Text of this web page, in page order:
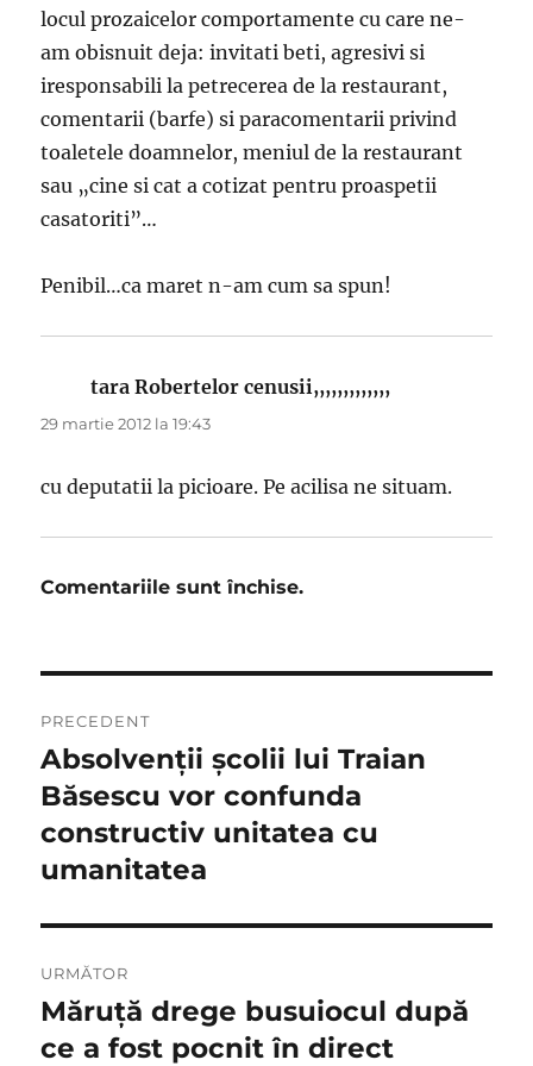
locul prozaicelor comportamente cu care ne-
am obisnuit deja: invitati beti, agresivi si
iresponsabili la petrecerea de la restaurant,
comentarii (barfe) si paracomentarii privind
toaletele doamnelor, meniul de la restaurant
sau „cine si cat a cotizat pentru proaspetii
casatoriti”…
Penibil…ca maret n-am cum sa spun!
tara Robertelor cenusii,,,,,,,,,,,,,
29 martie 2012 la 19:43
cu deputatii la picioare. Pe acilisa ne situam.
Comentariile sunt închise.
în
articole
PRECEDENT
Articolul
anterior:
Absolvenţii şcolii lui Traian
Băsescu vor confunda
constructiv unitatea cu
umanitatea
URMĂTOR
Articolul
următor:
Măruţă drege busuiocul după
ce a fost pocnit în direct